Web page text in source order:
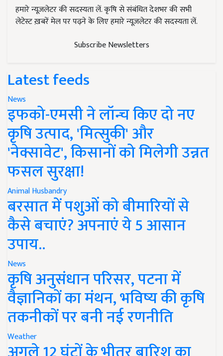
हमारे न्यूज़लेटर की सदस्यता लें. कृषि से संबंधित देशभर की सभी
लेटेस्ट ख़बरें मेल पर पढ़ने के लिए हमारे न्यूज़लेटर की सदस्यता लें.
Subscribe Newsletters
Latest feeds
News
इफको-एमसी ने लॉन्च किए दो नए
कृषि उत्पाद, 'मित्सुकी' और
'नेक्सावेट', किसानों को मिलेगी उन्नत
फसल सुरक्षा!
Animal Husbandry
बरसात में पशुओं को बीमारियों से
कैसे बचाएं? अपनाएं ये 5 आसान
उपाय..
News
कृषि अनुसंधान परिसर, पटना में
वैज्ञानिकों का मंथन, भविष्य की कृषि
तकनीकों पर बनी नई रणनीति
Weather